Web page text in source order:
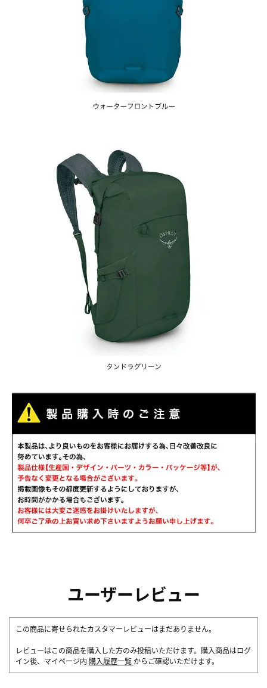
ユーザーレビュー
この商品に寄せられたカスタマーレビューはまだありません。
レビューはこの商品を購入した方のみ投稿いただけます。購入商品はログ
イン後、マイページ内 購入履歴一覧 からご確認いただけます。